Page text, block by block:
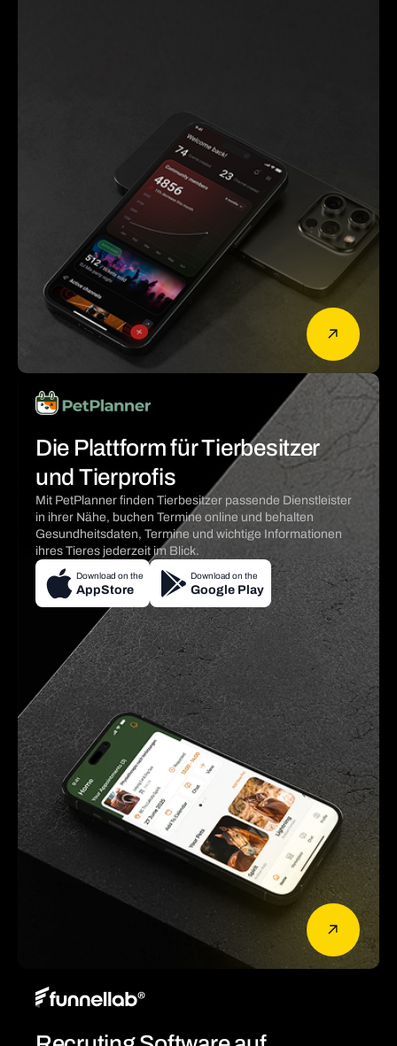
Die Plattform für Tierbesitzer
und Tierprofis
Mit PetPlanner finden Tierbesitzer passende Dienstleister
in ihrer Nähe, buchen Termine online und behalten
Gesundheitsdaten, Termine und wichtige Informationen
ihres Tieres jederzeit im Blick.
Download on the
AppStore
Download on the
Google Play